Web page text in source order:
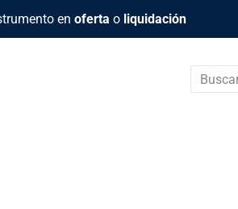
en oferta o liquidación
Buscar